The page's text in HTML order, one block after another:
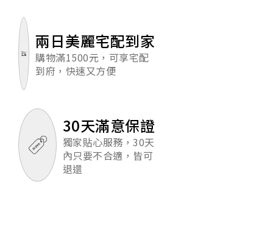
兩日美麗宅配到家
購物滿1500元，可享宅配
到府，快速又方便
30天滿意保證
獨家貼心服務，30天
內只要不合適，皆可
退還